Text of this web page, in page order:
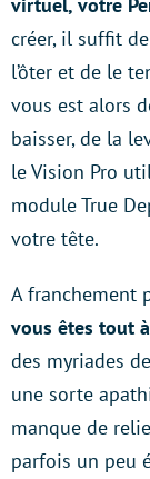
créer, il suffit
l’ôter et de le
vous est alors
baisser, de la
le Vision Pro
module True
votre tête.
A franchement
vous êtes tout
des myriades
une sorte
manque de
parfois un peu